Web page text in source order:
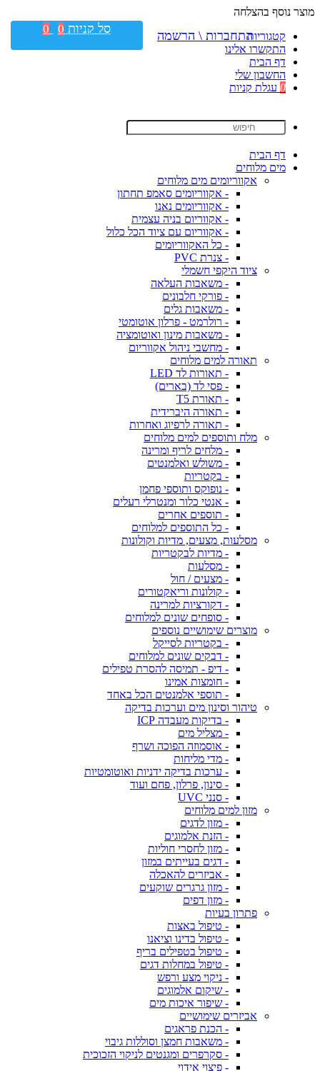
מוצר נוסף בהצלחה
קטגוריות
התקשרו אלינו
דף הבית
החשבון שלי
0 עגלת קניות
דף הבית
מים מלוחים
אקווריומים מים מלוחים
- אקווריומים סאמפ תחתון
- אקווריומים נאנו
- אקווריום בניה עצמית
- אקווריום עם ציוד הכל כלול
- כל האקווריומים
- צנרת PVC
ציוד היקפי חשמלי
- משאבות העלאה
- פורקי חלבונים
- משאבות גלים
- רולרמט - פרלון אוטומטי
- משאבות מינון ואוטומציה
- מחשבי ניהול אקווריום
תאורה למים מלוחים
- תאורות לד LED
- פסי לד (בארים)
- תאורת T5
- תאורה היברידית
- תאורה לרפיוג ואחרות
מלח ותוספים למים מלוחים
- מלחים לריף ומרינה
- משולש ואלמנטים
- בקטריות
- נופוקס ותוספי פחמן
- אנטי כלור ומנטרלי רעלים
- תוספים אחרים
- כל התוספים למלוחים
מסלעות, מצעים, מדיות וקולונות
- מדיות לבקטריות
- מסלעות
- מצעים / חול
- קולונות וריאקטורים
- דקורציות למרינה
- סופחים שונים למלוחים
מוצרים שימושיים נוספים
- בקטריות לסייקל
- דבקים שונים למלוחים
- דיפ - תמיסה להסרת טפילים
- חומצות אמינו
- תוספי אלמנטים הכל באחד
טיהור וסינון מים וערכות בדיקה
- בדיקות מעבדה ICP
- מצליל מים
- אוסמוזה הפוכה ושרף
- מדי מליחות
- ערכות בדיקה ידניות ואוטומטיות
- סינון, פרלון, פחם ועוד
- סנני UVC
מזון למים מלוחים
- מזון לדגים
- הזנת אלמוגים
- מזון לחסרי חוליות
- דגים בעייתים במזון
- אביזרים להאכלה
- מזון גרגרים שוקעים
- מזון דפים
פתרון בעיות
- טיפול באצות
- טיפול בדינו וציאנו
- טיפול בטפילים בריף
- טיפול במחלות דגים
- ניקוי מצע ורפש
- שיקום אלמוגים
- שיפור איכות מים
אביזרים שימושיים
- הכנת פראגים
- משאבות חמצן וסוללות גיבוי
- סקרפרים ומגנטים לניקוי הזכוכית
- פיצוי אידוי
התחברות \ הרשמה סל קניות 0
0